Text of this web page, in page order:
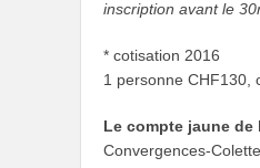
inscription avant le
* cotisation 2016
1 personne CHF130,
Le compte jaune de
Convergences-